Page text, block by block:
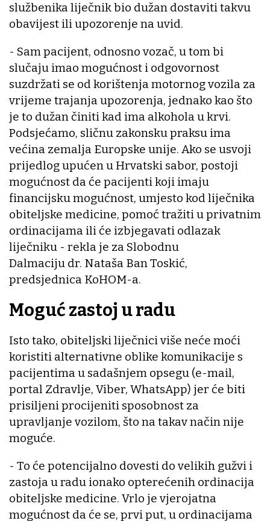
službenika liječnik bio dužan dostaviti takvu
obavijest ili upozorenje na uvid.
- Sam pacijent, odnosno vozač, u tom bi
slučaju imao mogućnost i odgovornost
suzdržati se od korištenja motornog vozila za
vrijeme trajanja upozorenja, jednako kao što
je to dužan činiti kad ima alkohola u krvi.
Podsjećamo, sličnu zakonsku praksu ima
većina zemalja Europske unije. Ako se usvoji
prijedlog upućen u Hrvatski sabor, postoji
mogućnost da će pacijenti koji imaju
financijsku mogućnost, umjesto kod liječnika
obiteljske medicine, pomoć tražiti u privatnim
ordinacijama ili će izbjegavati odlazak
liječniku - rekla je za Slobodnu
Dalmaciju dr. Nataša Ban Toskić,
predsjednica KoHOM-a.
Moguć zastoj u radu
Isto tako, obiteljski liječnici više neće moći
koristiti alternativne oblike komunikacije s
pacijentima u sadašnjem opsegu (e-mail,
portal Zdravlje, Viber, WhatsApp) jer će biti
prisiljeni procijeniti sposobnost za
upravljanje vozilom, što na takav način nije
moguće.
- To će potencijalno dovesti do velikih gužvi i
zastoja u radu ionako opterećenih ordinacija
obiteljske medicine. Vrlo je vjerojatna
mogućnost da će se, prvi put, u ordinacijama